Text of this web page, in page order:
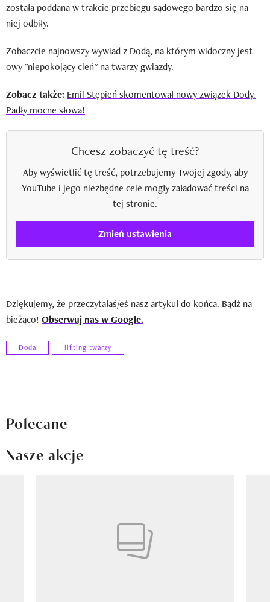
została poddana w trakcie przebiegu sądowego bardzo się na
niej odbiły.
Zobaczcie najnowszy wywiad z Dodą, na którym widoczny jest
owy "niepokojący cień" na twarzy gwiazdy.
Zobacz także: Emil Stępień skomentował nowy związek Dody.
Padły mocne słowa!
Chcesz zobaczyć tę treść?
Aby wyświetlić tę treść, potrzebujemy Twojej zgody, aby
YouTube i jego niezbędne cele mogły załadować treści na
tej stronie.
Zmień ustawienia
Dziękujemy, że przeczytałaś/eś nasz artykuł do końca. Bądź na
bieżąco! Obserwuj nas w Google.
Doda lifting twarzy
Polecane
Nasze akcje